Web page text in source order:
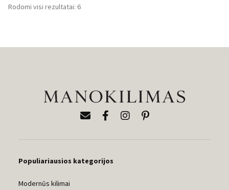
Rodomi visi rezultatai: 6Rūšiuojama
Populiariausios kategorijos
Modernūs kilimai